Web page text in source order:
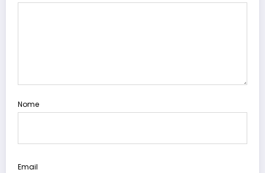
Nome
Email